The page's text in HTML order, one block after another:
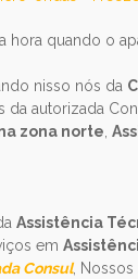
hora quando o
nisso nós da
da autorizada
zona norte,
Assistência
em
Consul, Nossos